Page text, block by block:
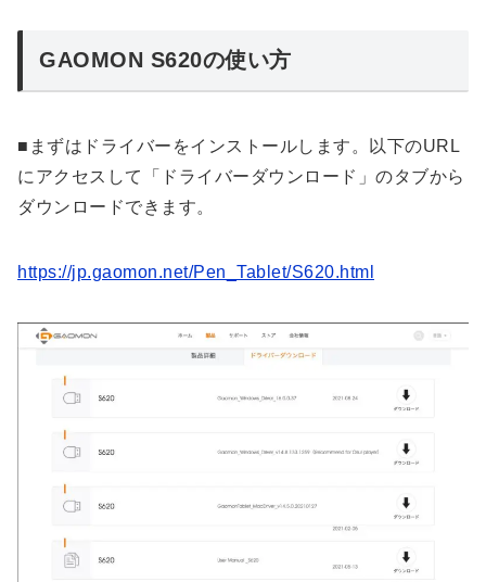
GAOMON S620の使い方
■まずはドライバーをインストールします。以下のURL
にアクセスして「ドライバーダウンロード」のタブから
ダウンロードできます。
https://jp.gaomon.net/Pen_Tablet/S620.html